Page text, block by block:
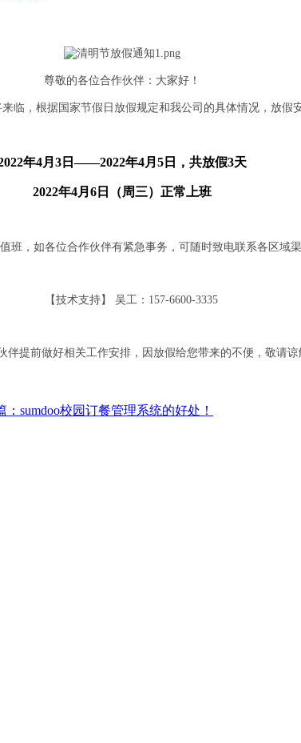
尊敬的各位合作伙伴： 大家好！
临 ，根据国家节假日放假规定和我公司的具体情况，放假
年4月3日——2022年4月5日，共放假3天
2022年4月 6 日（周三） 正常上班
，如各位合作伙伴有紧急事务，可随时致电联系各区域渠
【技术支持】 吴工： 157-6600-3335
伴提前做好相关工作安排，因放假给您带来的不便，敬请谅
：sumdoo校园订餐管理系统的好处！